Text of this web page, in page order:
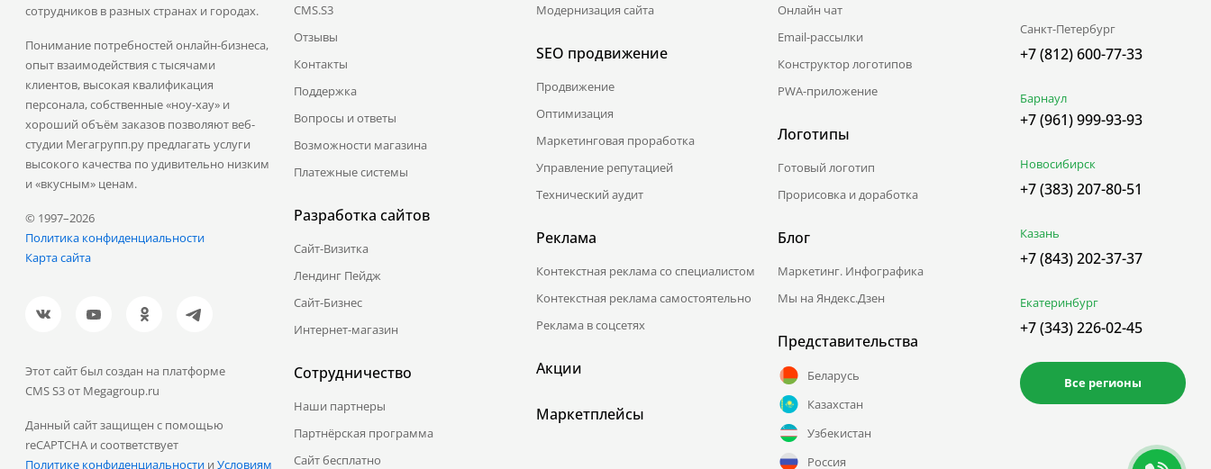
сотрудников в разных странах и городах.
Понимание потребностей онлайн-бизнеса,
опыт взаимодействия с тысячами
клиентов, высокая квалификация
персонала, собственные «ноу-хау» и
хороший объём заказов позволяют веб-
студии Мегагрупп.ру предлагать услуги
высокого качества по удивительно низким
и «вкусным» ценам.
© 1997–2026
Политика конфиденциальности
Карта сайта
Этот сайт был создан на платформе
CMS S3 от Megagroup.ru
Данный сайт защищен с помощью
reCAPTCHA и соответствует
Политике конфиденциальности и Условиям
CMS.S3
Отзывы
Контакты
Поддержка
Вопросы и ответы
Возможности магазина
Платежные системы
Разработка сайтов
Сайт-Визитка
Лендинг Пейдж
Сайт-Бизнес
Интернет-магазин
Сотрудничество
Наши партнеры
Партнёрская программа
Сайт бесплатно
Модернизация сайта
SEO продвижение
Продвижение
Оптимизация
Маркетинговая проработка
Управление репутацией
Технический аудит
Реклама
Контекстная реклама со специалистом
Контекстная реклама самостоятельно
Реклама в соцсетях
Акции
Маркетплейсы
Онлайн чат
Email-рассылки
Конструктор логотипов
PWA-приложение
Логотипы
Готовый логотип
Прорисовка и доработка
Блог
Маркетинг. Инфографика
Мы на Яндекс.Дзен
Представительства
Беларусь
Казахстан
Узбекистан
Россия
Санкт-Петербург
+7 (812) 600-77-33
Барнаул
+7 (961) 999-93-93
Новосибирск
+7 (383) 207-80-51
Казань
+7 (843) 202-37-37
Екатеринбург
+7 (343) 226-02-45
Все регионы